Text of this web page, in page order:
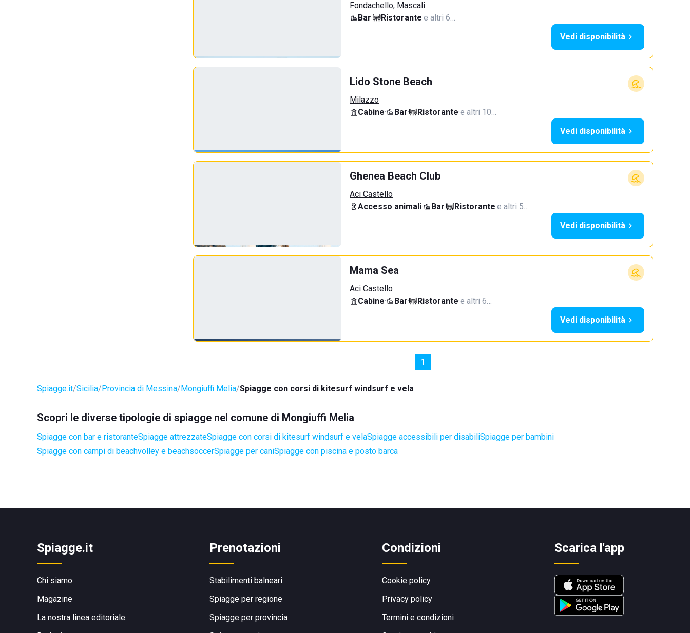
Fondachello, Mascali
Bar· Ristorante·e altri 6…
Vedi disponibilità
Lido Stone Beach
Milazzo
Cabine· Bar· Ristorante·e altri 10…
Vedi disponibilità
Ghenea Beach Club
Aci Castello
Accesso animali· Bar· Ristorante·e altri 5…
Vedi disponibilità
Mama Sea
Aci Castello
Cabine· Bar· Ristorante·e altri 6…
Vedi disponibilità
1
Spiagge.it Sicilia Provincia di Messina Mongiuffi Melia Spiagge con corsi di kitesurf windsurf e vela
Scopri le diverse tipologie di spiagge nel comune di Mongiuffi Melia
Spiagge con bar e ristoranteSpiagge attrezzateSpiagge con corsi di kitesurf windsurf e velaSpiagge accessibili per disabiliSpiagge per bambini
Spiagge con campi di beachvolley e beachsoccerSpiagge per caniSpiagge con piscina e posto barca
Spiagge.it
Chi siamo
Magazine
La nostra linea editoriale
Prenotazioni
Stabilimenti balneari
Spiagge per regione
Spiagge per provincia
Condizioni
Cookie policy
Privacy policy
Termini e condizioni
Scarica l'app